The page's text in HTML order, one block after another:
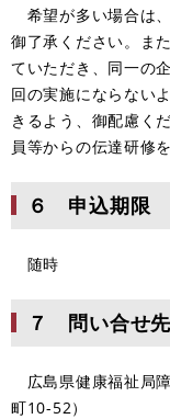
希望が多い場合は
御了承ください。ま
ていただき、同一の
回の実施にならない
きるよう、御配慮く
員等からの伝達研修
６ 申込期限
随時
７ 問い合せ
広島県健康福祉局
町10-52）